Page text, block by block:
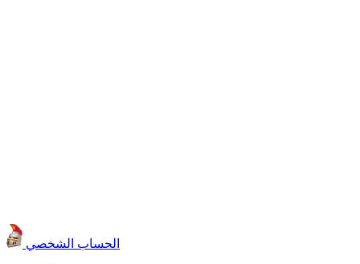
الحساب الشخصي